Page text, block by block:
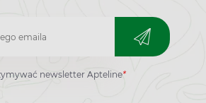
newsletter Apteline*